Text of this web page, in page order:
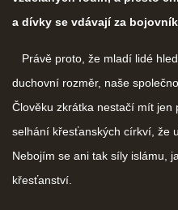
a dívky se vdávají za
Právě proto, že mladí lidé
duchovní rozměr, naše
Člověku zkrátka nestačí mít jen
selhání křesťanských církví, že
Nebojím se ani tak síly islámu,
křesťanství.